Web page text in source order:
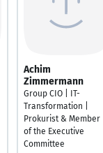
Achim
Zimmermann
Group CIO | IT-
Transformation |
Prokurist & Member
of the Executive
Committee